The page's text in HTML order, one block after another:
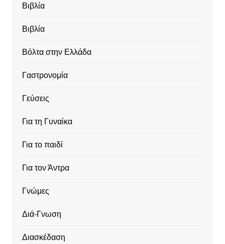
Βιβλία
Βιβλία
Βόλτα στην Ελλάδα
Γαστρονομία
Γεύσεις
Για τη Γυναίκα
Για το παιδί
Για τον Άντρα
Γνώμες
Διά-Γνωση
Διασκέδαση